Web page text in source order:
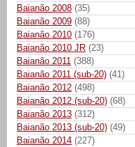
Baianão 2008 (35)
Baianão 2009 (88)
Baianão 2010 (176)
Baianão 2010 JR (23)
Baianão 2011 (388)
Baianão 2011 (sub-20) (41)
Baianão 2012 (498)
Baianão 2012 (sub-20) (68)
Baianão 2013 (312)
Baianão 2013 (sub-20) (49)
Baianão 2014 (227)